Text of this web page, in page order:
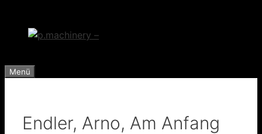
springen
Menü
Endler, Arno, Am Anfang